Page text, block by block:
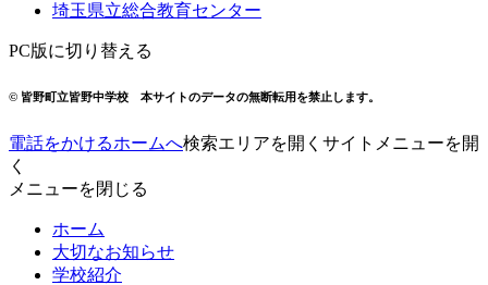
埼玉県立総合教育センター
PC版に切り替える
© 皆野町立皆野中学校 本サイトのデータの無断転用を禁止します。
電話をかけるホームへ検索エリアを開く サイトメニューを開
く
メニューを閉じる
ホーム
大切なお知らせ
学校紹介